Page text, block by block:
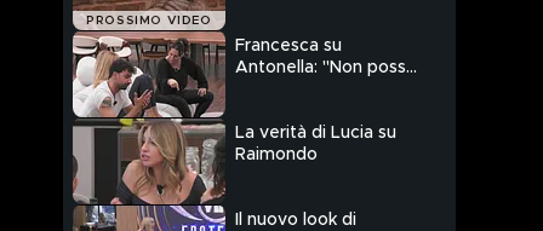
PROSSIMO VIDEO
Francesca su
Antonella: "Non posso
La verità di Lucia su
Raimondo
Il nuovo look di